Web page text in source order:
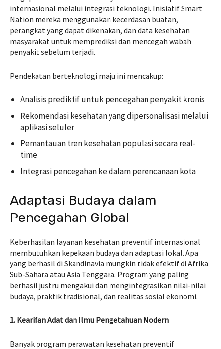
internasional melalui integrasi teknologi. Inisiatif Smart
Nation mereka menggunakan kecerdasan buatan,
perangkat yang dapat dikenakan, dan data kesehatan
masyarakat untuk memprediksi dan mencegah wabah
penyakit sebelum terjadi.
Pendekatan berteknologi maju ini mencakup:
Analisis prediktif untuk pencegahan penyakit kronis
Rekomendasi kesehatan yang dipersonalisasi melalui
aplikasi seluler
Pemantauan tren kesehatan populasi secara real-
time
Integrasi pencegahan ke dalam perencanaan kota
Adaptasi Budaya dalam
Pencegahan Global
Keberhasilan layanan kesehatan preventif internasional
membutuhkan kepekaan budaya dan adaptasi lokal. Apa
yang berhasil di Skandinavia mungkin tidak efektif di Afrika
Sub-Sahara atau Asia Tenggara. Program yang paling
berhasil justru mengakui dan mengintegrasikan nilai-nilai
budaya, praktik tradisional, dan realitas sosial ekonomi.
1. Kearifan Adat dan Ilmu Pengetahuan Modern
Banyak program perawatan kesehatan preventif